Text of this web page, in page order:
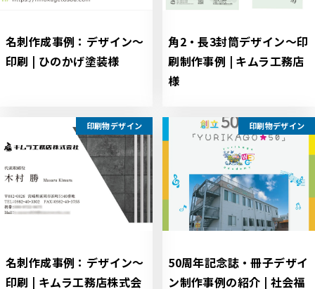
名刺作成事例：デザイン～
印刷 | ひのかげ塗装様
角2・長3封筒デザイン～印
刷制作事例 | キムラ工務店
様
印刷物デザイン
名刺作成事例：デザイン～
印刷 | キムラ工務店株式会
印刷物デザイン
50周年記念誌・冊子デザイ
ン制作事例の紹介 | 社会福